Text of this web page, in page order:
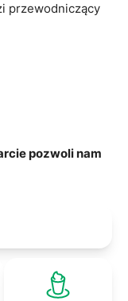
przewodniczący
pozwoli nam